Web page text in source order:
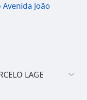
João
LAGE